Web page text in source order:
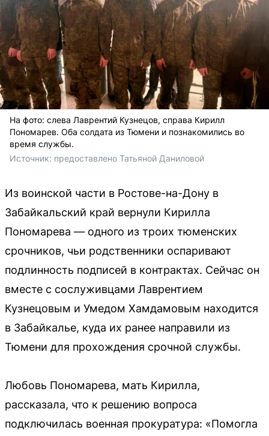
На фото: слева Лаврентий Кузнецов, справа Кирилл
Пономарев. Оба солдата из Тюмени и познакомились во
время службы.
Источник: предоставлено Татьяной Даниловой
Из воинской части в Ростове-на-Дону в
Забайкальский край вернули Кирилла
Пономарева — одного из троих тюменских
срочников, чьи родственники оспаривают
подлинность подписей в контрактах. Сейчас он
вместе с сослуживцами Лаврентием
Кузнецовым и Умедом Хамдамовым находится
в Забайкалье, куда их ранее направили из
Тюмени для прохождения срочной службы.
Любовь Пономарева, мать Кирилла,
рассказала, что к решению вопроса
подключилась военная прокуратура: «Помогла